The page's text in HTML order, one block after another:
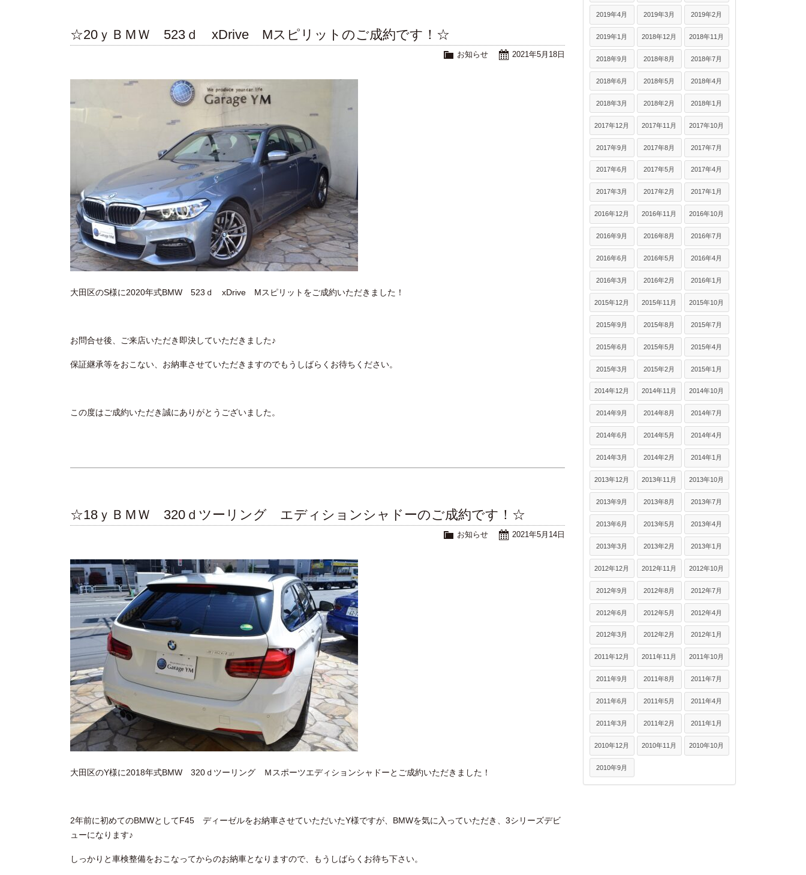
☆20ｙＢＭＷ 523ｄ xDrive Mスピリットのご成約です！☆
2021年5月18日
お知らせ
大田区のS様に2020年式BMW 523ｄ xDrive Mスピリットをご成約いただきました！
お問合せ後、ご来店いただき即決していただきました♪
保証継承等をおこない、お納車させていただきますのでもうしばらくお待ちください。
この度はご成約いただき誠にありがとうございました。
☆18ｙＢＭＷ 320ｄツーリング エディションシャドーのご成約です！☆
2021年5月14日
お知らせ
大田区のY様に2018年式BMW 320ｄツーリング Ｍスポーツエディションシャドーとご成約いただきました！
2年前に初めてのBMWとしてF45 ディーゼルをお納車させていただいたY様ですが、BMWを気に入っていただき、3シリーズデビ
ューになります♪
しっかりと車検整備をおこなってからのお納車となりますので、もうしばらくお待ち下さい。
2019年4月 2019年3月 2019年2月
2019年1月 2018年12月 2018年11月
2018年9月 2018年8月 2018年7月
2018年6月 2018年5月 2018年4月
2018年3月 2018年2月 2018年1月
2017年12月 2017年11月 2017年10月
2017年9月 2017年8月 2017年7月
2017年6月 2017年5月 2017年4月
2017年3月 2017年2月 2017年1月
2016年12月 2016年11月 2016年10月
2016年9月 2016年8月 2016年7月
2016年6月 2016年5月 2016年4月
2016年3月 2016年2月 2016年1月
2015年12月 2015年11月 2015年10月
2015年9月 2015年8月 2015年7月
2015年6月 2015年5月 2015年4月
2015年3月 2015年2月 2015年1月
2014年12月 2014年11月 2014年10月
2014年9月 2014年8月 2014年7月
2014年6月 2014年5月 2014年4月
2014年3月 2014年2月 2014年1月
2013年12月 2013年11月 2013年10月
2013年9月 2013年8月 2013年7月
2013年6月 2013年5月 2013年4月
2013年3月 2013年2月 2013年1月
2012年12月 2012年11月 2012年10月
2012年9月 2012年8月 2012年7月
2012年6月 2012年5月 2012年4月
2012年3月 2012年2月 2012年1月
2011年12月 2011年11月 2011年10月
2011年9月 2011年8月 2011年7月
2011年6月 2011年5月 2011年4月
2011年3月 2011年2月 2011年1月
2010年12月 2010年11月 2010年10月
2010年9月